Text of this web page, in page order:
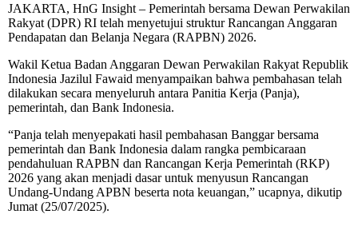
JAKARTA, HnG Insight – Pemerintah bersama Dewan Perwakilan
Rakyat (DPR) RI telah menyetujui struktur Rancangan Anggaran
Pendapatan dan Belanja Negara (RAPBN) 2026.
Wakil Ketua Badan Anggaran Dewan Perwakilan Rakyat Republik
Indonesia Jazilul Fawaid menyampaikan bahwa pembahasan telah
dilakukan secara menyeluruh antara Panitia Kerja (Panja),
pemerintah, dan Bank Indonesia.
“Panja telah menyepakati hasil pembahasan Banggar bersama
pemerintah dan Bank Indonesia dalam rangka pembicaraan
pendahuluan RAPBN dan Rancangan Kerja Pemerintah (RKP)
2026 yang akan menjadi dasar untuk menyusun Rancangan
Undang-Undang APBN beserta nota keuangan,” ucapnya, dikutip
Jumat (25/07/2025).